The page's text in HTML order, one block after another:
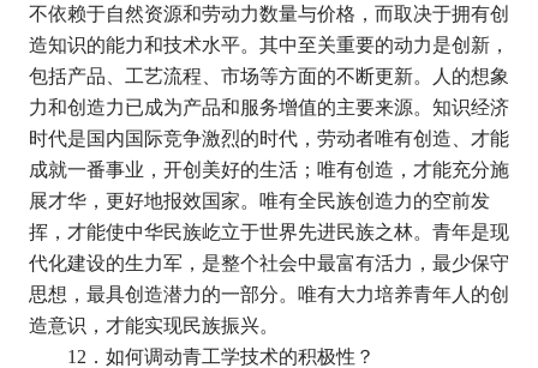
不依赖于自然资源和劳动力数量与价格，而取决于拥有创
造知识的能力和技术水平。其中至关重要的动力是创新，
包括产品、工艺流程、市场等方面的不断更新。人的想象
力和创造力已成为产品和服务增值的主要来源。知识经济
时代是国内国际竞争激烈的时代，劳动者唯有创造、才能
成就一番事业，开创美好的生活；唯有创造，才能充分施
展才华，更好地报效国家。唯有全民族创造力的空前发
挥，才能使中华民族屹立于世界先进民族之林。青年是现
代化建设的生力军，是整个社会中最富有活力，最少保守
思想，最具创造潜力的一部分。唯有大力培养青年人的创
造意识，才能实现民族振兴。
12 ．如何调动青工学技术的积极性？